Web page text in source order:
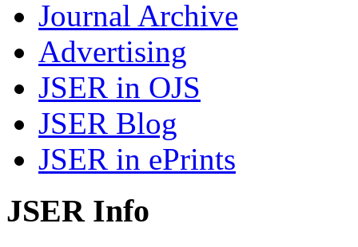
Journal Archive
Advertising
JSER in OJS
JSER Blog
JSER in ePrints
JSER Info